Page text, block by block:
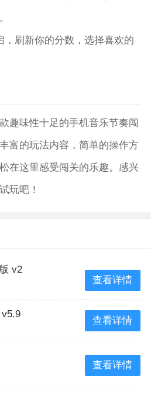
，刷新你的分数，选择喜欢的
趣味性十足的手机音乐节奏闯
富的玩法内容，简单的操作方
在这里感受闯关的乐趣。感兴
玩吧！
v2
查看详情
查看详情
查看详情